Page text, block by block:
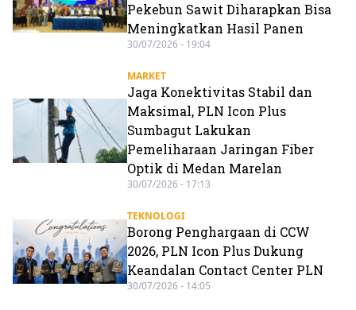
Pekebun Sawit Diharapkan Bisa
Meningkatkan Hasil Panen
30/07/2026 - 19:04
MARKET
Jaga Konektivitas Stabil dan
Maksimal, PLN Icon Plus
Sumbagut Lakukan
Pemeliharaan Jaringan Fiber
Optik di Medan Marelan
30/07/2026 - 17:13
TEKNOLOGI
Borong Penghargaan di CCW
2026, PLN Icon Plus Dukung
Keandalan Contact Center PLN
30/07/2026 - 14:05